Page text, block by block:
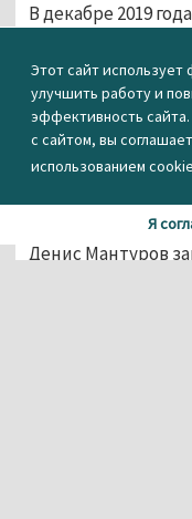
Этот сайт
улучшить работу и
эффективность
с сайтом, вы
использованием
Я
В декабре 2019
стали мать
мать Вайно
«Открытых
«Трасса»,
совладельцев
чиновников
кредиторами.
Денис Мантуров